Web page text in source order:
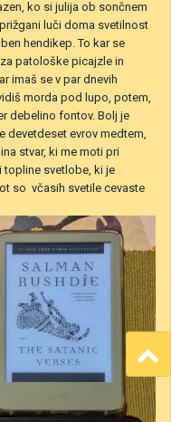
ko si julija ob sončnem
luči doma svetilnost
hendikep. To kar se
patološke picajzle in
imaš se v par dnevih
morda pod lupo, potem,
debelino fontov. Bolj je
devetdeset evrov medtem,
stvar, ki me moti pri
topline svetlobe, ki je
so včasih svetile cevaste